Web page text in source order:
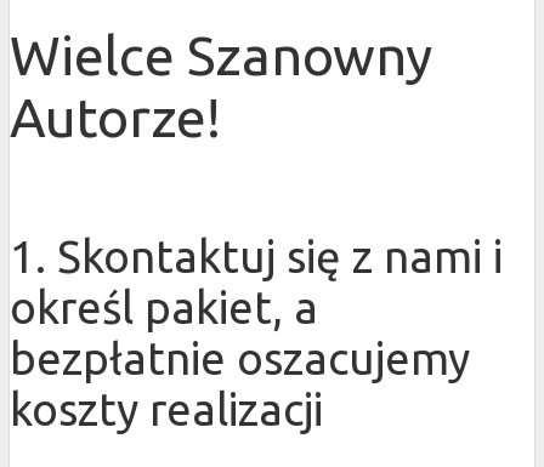
Wielce Szanowny
Autorze!
1. Skontaktuj się z nami i
określ pakiet, a
bezpłatnie oszacujemy
koszty realizacji